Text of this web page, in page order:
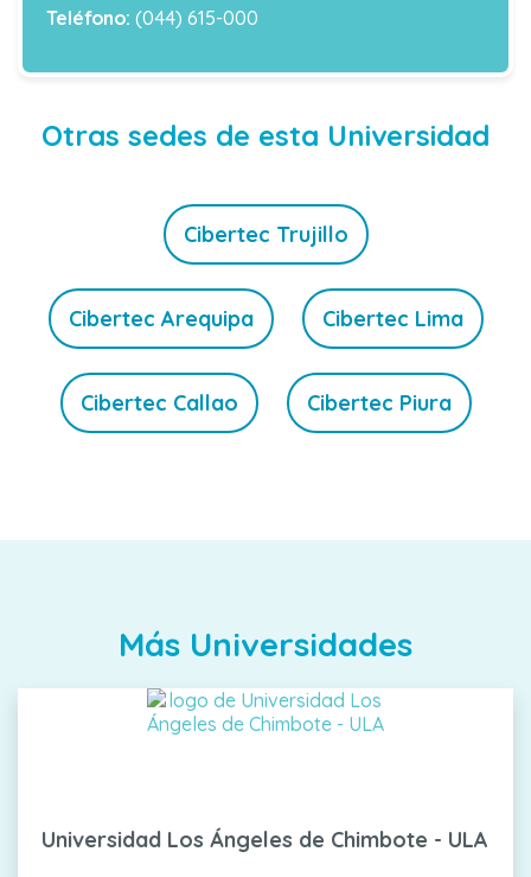
Teléfono: (044) 615-000
Otras sedes de esta Universidad
Cibertec Trujillo
Cibertec Arequipa Cibertec Lima
Cibertec Callao Cibertec Piura
Más Universidades
Universidad Los Ángeles de Chimbote - ULA